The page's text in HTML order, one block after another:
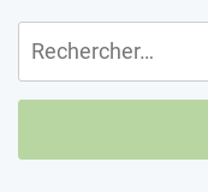
Rechercher :